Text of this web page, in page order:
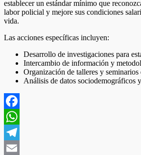
establecer un estándar mínimo que
labor policial y mejore sus condiciones
vida.
Las acciones específicas incluyen:
Desarrollo de investigaciones para
Intercambio de información y
Organización de talleres y seminarios
Análisis de datos sociodemográficos
Facebook
WhatsApp
Telegram